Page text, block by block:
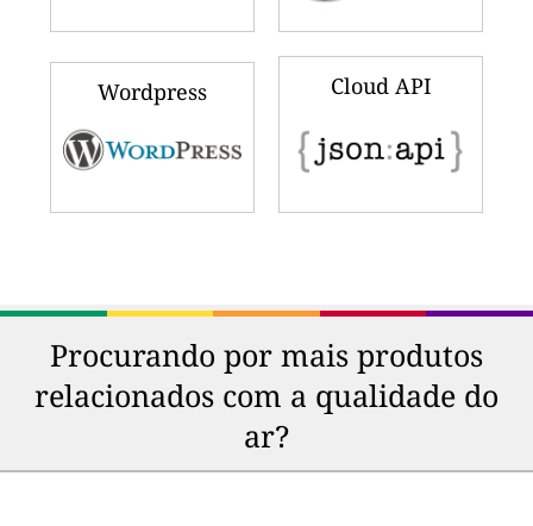
Wordpress Cloud API
Procurando por mais produtos
relacionados com a qualidade do
ar?